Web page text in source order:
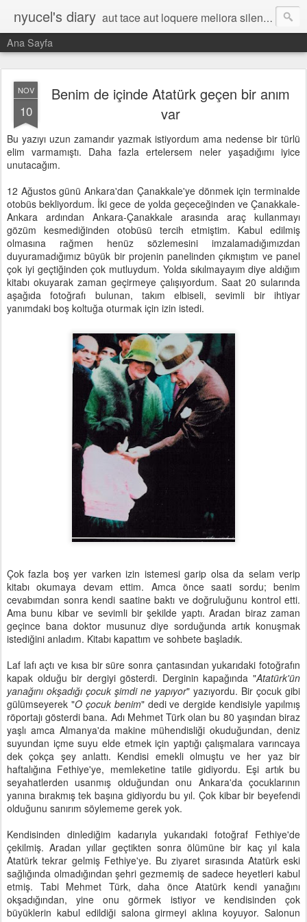
nyucel's diary aut tace aut loquere meliora silentio
Ana Sayfa
NOV
10
Benim de içinde Atatürk geçen bir anım
var
Bu yazıyı uzun zamandır yazmak istiyordum ama nedense bir türlü
elim varmamıştı. Daha fazla ertelersem neler yaşadığımı iyice
unutacağım.
12 Ağustos günü Ankara'dan Çanakkale'ye dönmek için terminalde
otobüs bekliyordum. İki gece de yolda geçeceğinden ve Çanakkale-
Ankara ardından Ankara-Çanakkale arasında araç kullanmayı
gözüm kesmediğinden otobüsü tercih etmiştim. Kabul edilmiş
olmasına rağmen henüz sözlemesini imzalamadığımızdan
duyuramadığımız büyük bir projenin panelinden çıkmıştım ve panel
çok iyi geçtiğinden çok mutluydum. Yolda sıkılmayayım diye aldığım
kitabı okuyarak zaman geçirmeye çalışıyordum. Saat 20 sularında
aşağıda fotoğrafı bulunan, takım elbiseli, sevimli bir ihtiyar
yanımdaki boş koltuğa oturmak için izin istedi.
Çok fazla boş yer varken izin istemesi garip olsa da selam verip
kitabı okumaya devam ettim. Amca önce saati sordu; benim
cevabımdan sonra kendi saatine baktı ve doğruluğunu kontrol etti.
Ama bunu kibar ve sevimli bir şekilde yaptı. Aradan biraz zaman
geçince bana doktor musunuz diye sorduğunda artık konuşmak
istediğini anladım. Kitabı kapattım ve sohbete başladık.
Laf lafı açtı ve kısa bir süre sonra çantasından yukarıdaki fotoğrafın
kapak olduğu bir dergiyi gösterdi. Derginin kapağında "Atatürk'ün
yanağını okşadığı çocuk şimdi ne yapıyor" yazıyordu. Bir çocuk gibi
gülümseyerek "O çocuk benim" dedi ve dergide kendisiyle yapılmış
röportajı gösterdi bana. Adı Mehmet Türk olan bu 80 yaşından biraz
yaşlı amca Almanya'da makine mühendisliği okuduğundan, deniz
suyundan içme suyu elde etmek için yaptığı çalışmalara varıncaya
dek çokça şey anlattı. Kendisi emekli olmuştu ve her yaz bir
haftalığına Fethiye'ye, memleketine tatile gidiyordu. Eşi artık bu
seyahatlerden usanmış olduğundan onu Ankara'da çocuklarının
yanına bırakmış tek başına gidiyordu bu yıl. Çok kibar bir beyefendi
olduğunu sanırım söylememe gerek yok.
Kendisinden dinlediğim kadarıyla yukarıdaki fotoğraf Fethiye'de
çekilmiş. Aradan yıllar geçtikten sonra ölümüne bir kaç yıl kala
Atatürk tekrar gelmiş Fethiye'ye. Bu ziyaret sırasında Atatürk eski
sağlığında olmadığından şehri gezmemiş de sadece heyetleri kabul
etmiş. Tabi Mehmet Türk, daha önce Atatürk kendi yanağını
okşadığından, yine onu görmek istiyor ve kendisinden çok
büyüklerin kabul edildiği salona girmeyi aklına koyuyor. Salonun